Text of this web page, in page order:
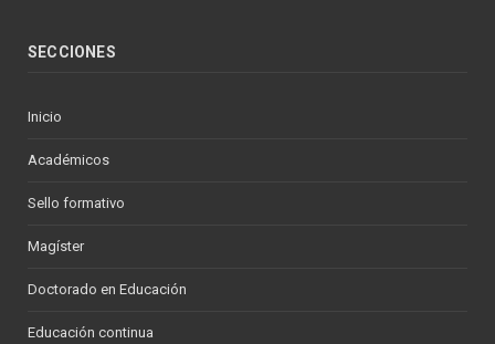
SECCIONES
Inicio
Académicos
Sello formativo
Magíster
Doctorado en Educación
Educación continua